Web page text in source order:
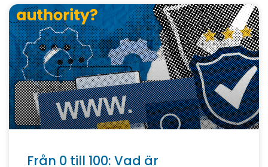
Från 0 till 100: Vad är